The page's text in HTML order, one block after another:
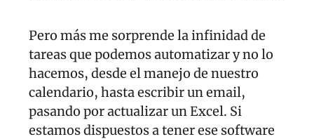
Pero más me sorprende la infinidad de
tareas que podemos automatizar y no lo
hacemos, desde el manejo de nuestro
calendario, hasta escribir un email,
pasando por actualizar un Excel. Si
estamos dispuestos a tener ese software